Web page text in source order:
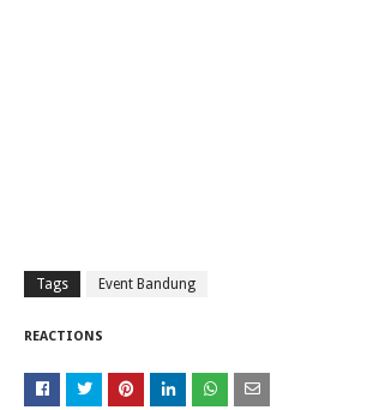
Tags Event Bandung
REACTIONS